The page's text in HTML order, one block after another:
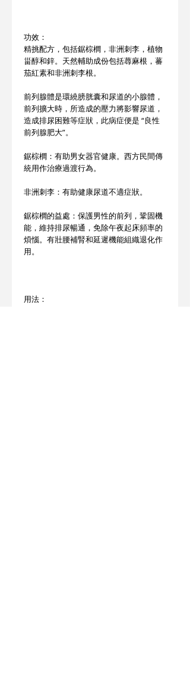
功效：
精挑配方，包括鋸棕櫚，非洲刺李，植物
甾醇和鋅。天然輔助成份包括蕁麻根，蕃
茄紅素和非洲刺李根。
前列腺體是環繞膀胱囊和尿道的小腺體，
前列擴大時，所造成的壓力將影響尿道，
造成排尿困難等症狀，此病症便是 “良性
前列腺肥大”。
鋸棕櫚：有助男女器官健康。西方民間傳
統用作治療過渡行為。
非洲刺李：有助健康尿道不適症狀。
鋸棕櫚的益處：保護男性的前列，鞏固機
能，維持排尿暢通，免除午夜起床頻率的
煩惱。有壯腰補腎和延遲機能組織退化作
用。
用法：